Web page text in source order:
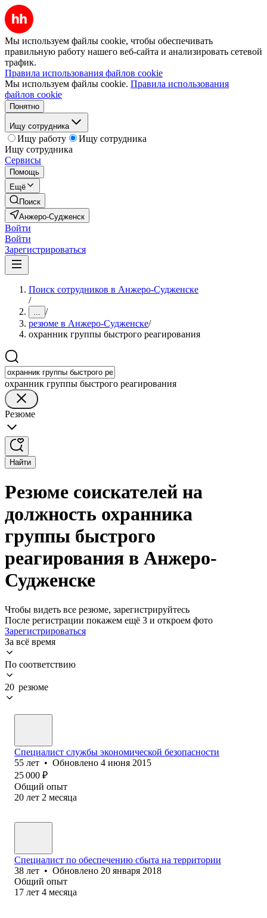
Мы используем файлы cookie, чтобы обеспечивать
правильную работу нашего веб-сайта и анализировать сетевой
трафик.
Правила использования файлов cookie
Мы используем файлы cookie. Правила использования
файлов cookie
Понятно
Ищу сотрудника
Ищу работу
Ищу сотрудника
Ищу сотрудника
Сервисы
Помощь
Ещё
Поиск
Анжеро-Судженск
Войти
Войти
Зарегистрироваться
Поиск сотрудников в Анжеро-Судженске
/
... /
резюме в Анжеро-Судженске/
охранник группы быстрого реагирования
охранник группы быстрого реагирования
Резюме
Найти
Резюме соискателей на
должность охранника
группы быстрого
реагирования в Анжеро-
Судженске
Чтобы видеть все резюме, зарегистрируйтесь
После регистрации покажем ещё 3 и откроем фото
Зарегистрироваться
За всё время
По соответствию
20 резюме
Специалист службы экономической безопасности
55 лет • Обновлено 4 июня 2015
25 000 ₽
Общий опыт
20 лет 2 месяца
Специалист по обеспечению сбыта на территории
38 лет • Обновлено 20 января 2018
Общий опыт
17 лет 4 месяца